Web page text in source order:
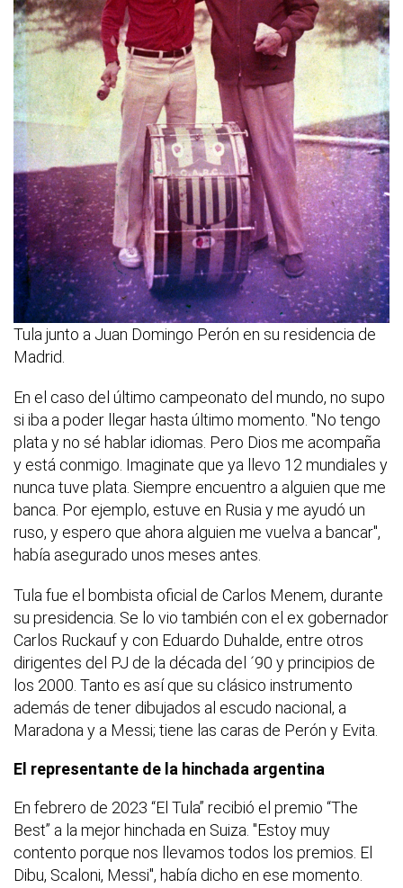
Tula junto a Juan Domingo Perón en su residencia de
Madrid.
En el caso del último campeonato del mundo, no supo
si iba a poder llegar hasta último momento. "No tengo
plata y no sé hablar idiomas. Pero Dios me acompaña
y está conmigo. Imaginate que ya llevo 12 mundiales y
nunca tuve plata. Siempre encuentro a alguien que me
banca. Por ejemplo, estuve en Rusia y me ayudó un
ruso, y espero que ahora alguien me vuelva a bancar",
había asegurado unos meses antes.
Tula fue el bombista oficial de Carlos Menem, durante
su presidencia. Se lo vio también con el ex gobernador
Carlos Ruckauf y con Eduardo Duhalde, entre otros
dirigentes del PJ de la década del ´90 y principios de
los 2000. Tanto es así que su clásico instrumento
además de tener dibujados al escudo nacional, a
Maradona y a Messi; tiene las caras de Perón y Evita.
El representante de la hinchada argentina
En febrero de 2023 “El Tula” recibió el premio “The
Best” a la mejor hinchada en Suiza. "Estoy muy
contento porque nos llevamos todos los premios. El
Dibu, Scaloni, Messi", había dicho en ese momento.